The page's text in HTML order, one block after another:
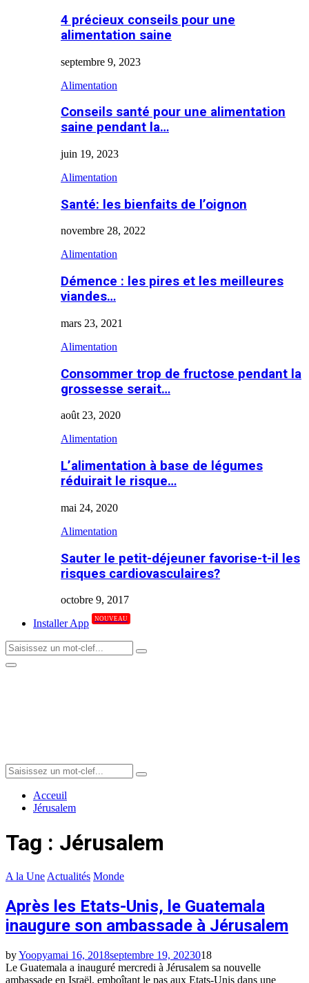
4 précieux conseils pour une
alimentation saine
septembre 9, 2023
Alimentation
Conseils santé pour une alimentation
saine pendant la…
juin 19, 2023
Alimentation
Santé: les bienfaits de l’oignon
novembre 28, 2022
Alimentation
Démence : les pires et les meilleures
viandes…
mars 23, 2021
Alimentation
Consommer trop de fructose pendant la
grossesse serait…
août 23, 2020
Alimentation
L’alimentation à base de légumes
réduirait le risque…
mai 24, 2020
Alimentation
Sauter le petit-déjeuner favorise-t-il les
risques cardiovasculaires?
octobre 9, 2017
Installer App
NOUVEAU
Search
for:
Search
Primary
Search
for:
Search
Acceuil
Jérusalem
Tag : Jérusalem
A la Une Actualités Monde
Après les Etats-Unis, le Guatemala
inaugure son ambassade à Jérusalem
byYoopyamai 16, 2018septembre 19, 2023018
Le Guatemala a inauguré mercredi à Jérusalem sa nouvelle
ambassade en Israël, emboîtant le pas aux Etats-Unis dans une